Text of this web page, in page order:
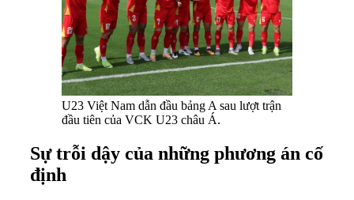
U23 Việt Nam dẫn đầu bảng A sau lượt trận
đầu tiên của VCK U23 châu Á.
Sự trỗi dậy của những phương án cố
định